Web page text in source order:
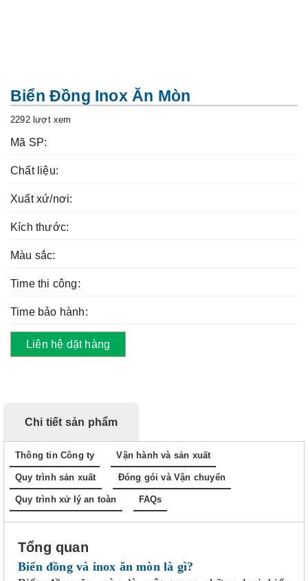
Biển Đồng Inox Ăn Mòn
2292 lượt xem
Mã SP:
Chất liệu:
Xuất xứ/nơi:
Kích thước:
Màu sắc:
Time thi công:
Time bảo hành:
Liên hệ dặt hàng
Chi tiết sản phẩm
Thông tin Công ty Vận hành và sản xuất
Quy trình sản xuất Đóng gói và Vận chuyển
Quy trình xử lý an toàn FAQs
Tổng quan
Biển đồng và inox ăn mòn là gì?